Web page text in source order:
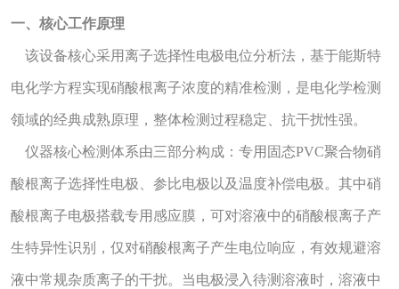
一、核心工作原理
该设备核心采用离子选择性电极电位分析法，基于能斯特
电化学方程实现硝酸根离子浓度的精准检测，是电化学检测
领域的经典成熟原理，整体检测过程稳定、抗干扰性强。
仪器核心检测体系由三部分构成：专用固态PVC聚合物硝
酸根离子选择性电极、参比电极以及温度补偿电极。其中硝
酸根离子电极搭载专用感应膜，可对溶液中的硝酸根离子产
生特异性识别，仅对硝酸根离子产生电位响应，有效规避溶
液中常规杂质离子的干扰。当电极浸入待测溶液时，溶液中